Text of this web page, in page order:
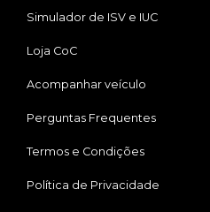
Simulador de ISV e IUC
Loja CoC
Acompanhar veículo
Perguntas Frequentes
Termos e Condições
Política de Privacidade